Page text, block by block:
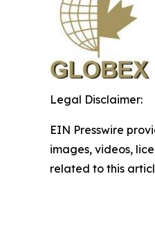
Legal Disclaimer:
EIN Presswire
images, videos,
related to this